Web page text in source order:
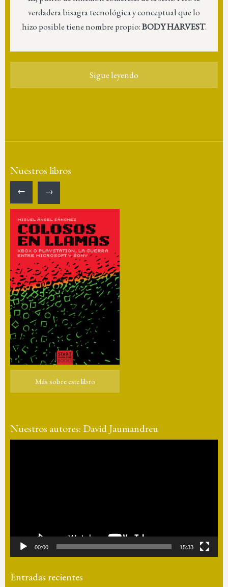
verdadera bisagra tecnológica y conceptual que lo
hizo posible tiene nombre propio:BODY HARVEST.
Sigue leyendo
Nuestros libros
← →
Más sobre este libro
Nuestros autores: David Jaumandreu
00:00 15:33
Entradas recientes